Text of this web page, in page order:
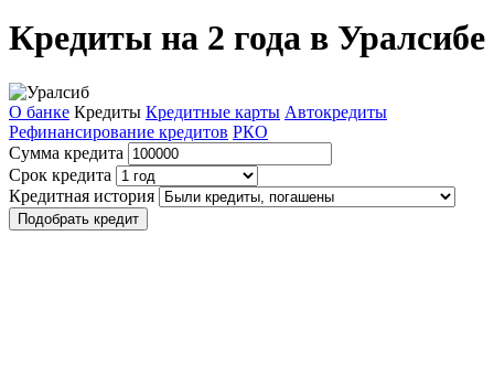
Кредиты на 2 года в Уралсибе
О банке Кредиты Кредитные карты Автокредиты
Рефинансирование кредитов РКО
Сумма кредита
Срок кредита
Кредитная история
Подобрать кредит